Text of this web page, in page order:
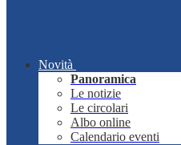
Novità
Panoramica
Le notizie
Le circolari
Albo online
Calendario eventi